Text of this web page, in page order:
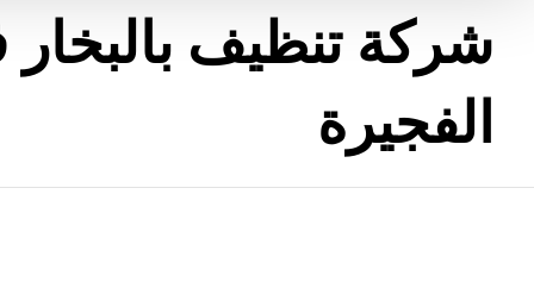
شركة تنظيف
الفجيرة